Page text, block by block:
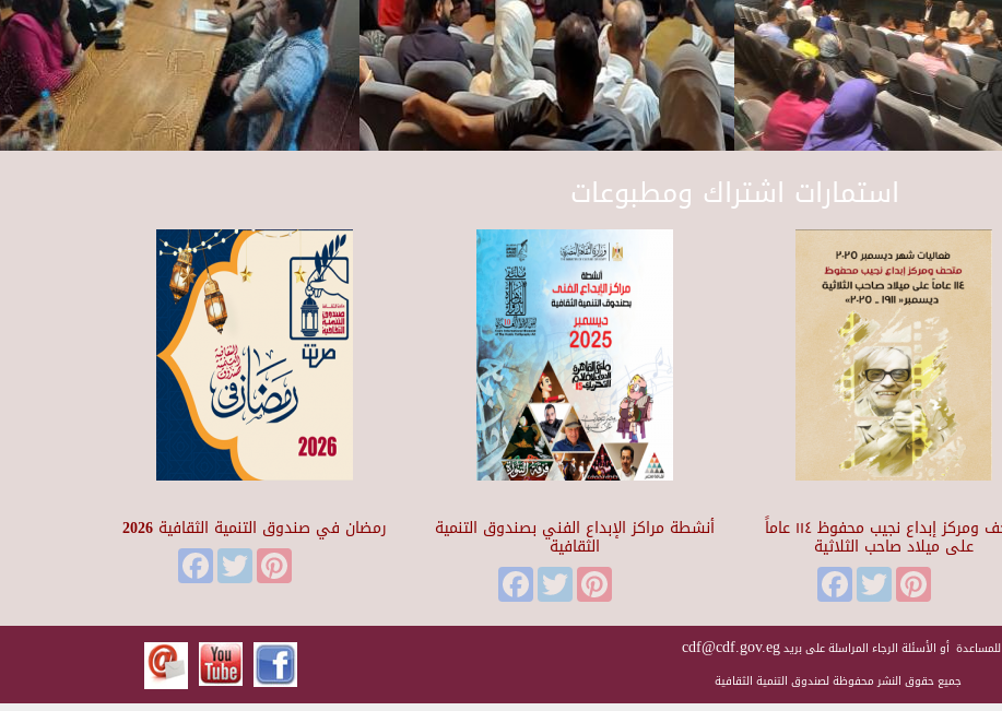
استمارات اشتراك ومطبوعات
رمضان في صندوق التنمية الثقافية 2026
FacebookTwitter
أنشطة مراكز الإبداع الفني بصندوق التنمية
الثقافية
FacebookTwitterPinterest
متحف ومركز إبداع نجيب محفوظ ١١٤ عاماً
على ميلاد صاحب الثلاثية
FacebookTwitter
للمساعدة أو الأسئلة الرجاء المراسلة على بريدcdf@cdf.gov.eg
جميع حقوق النشر محفوظة لصندوق التنمية الثقافية